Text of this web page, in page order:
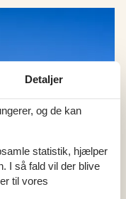
Detaljer
og de kan
statistik, hjælper
I så fald vil der blive
til vores